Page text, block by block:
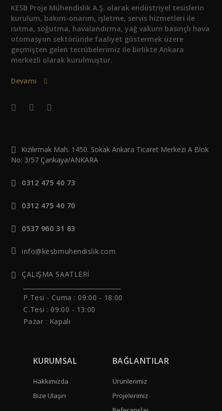
KESB Proje Mühendislik A.Ş. olarak endüstriyel tesislerin
kurulum, bakım-onarım, işletme, servis hizmetleri ile
ısıtma, soğutma, havalandırma, yağ vakum basınçlı hava
otomasyon sektöründe faaliyet göstermek üzere
geçmişten gelen tecrübelerimiz ile birlikte Ankara
merkezli olarak kurulmuştur.
Devamı
Kızılırmak Mah. 1450. Sokak Ankara Ticaret Merkezi A Blok
No: 3/57 Çankaya/ANKARA
0312 475 40 73
0312 475 40 70
0537 960 31 83
info@kesbmuhendislik.com
ÇALIŞMA SAATLERİ
P.Tesi - Cuma : 09:00 - 18:00
C.Tesi : 09:00 - 13:00
Pazar : Kapalı
KURUMSAL
Hakkımızda
Bize Ulaşın
BAĞLANTILAR
Ürünlerimiz
Projelerimiz